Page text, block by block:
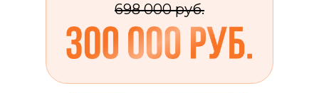
698 000 руб.